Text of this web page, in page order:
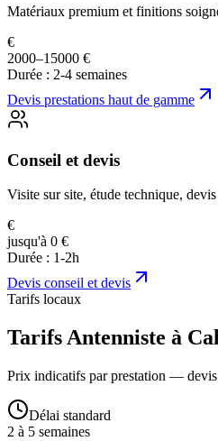
Matériaux premium et finitions
€
2000–15000 €
Durée : 2-4 semaines
Devis prestations haut de gamme
Conseil et devis
Visite sur site, étude technique,
€
jusqu'à 0 €
Durée : 1-2h
Devis conseil et devis
Tarifs locaux
Tarifs Antenniste à
Prix indicatifs par prestation —
Délai standard
2 à 5 semaines